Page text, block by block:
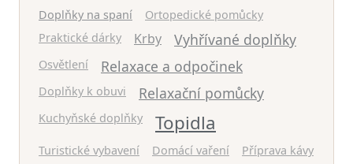
Doplňky na spaní
Ortopedické pomůcky
Praktické dárky
Krby Vyhřívané doplňky
Osvětlení Relaxace a odpočinek
Doplňky k obuvi Relaxační pomůcky
Kuchyňské doplňky Topidla
Turistické vybavení Domácí vaření
Příprava kávy